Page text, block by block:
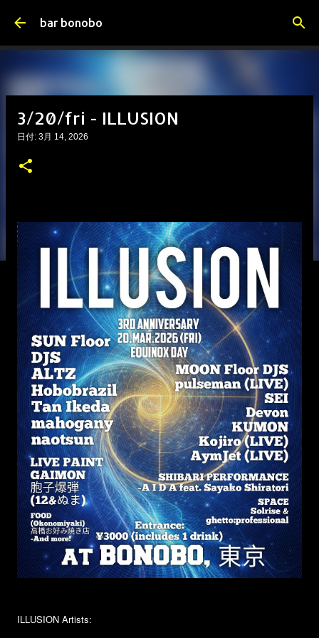
スキップしてメイン コンテンツに移動
bar bonobo
3/20/fri - ILLUSION
日付: 3月 14, 2026
ILLUSION Artists: